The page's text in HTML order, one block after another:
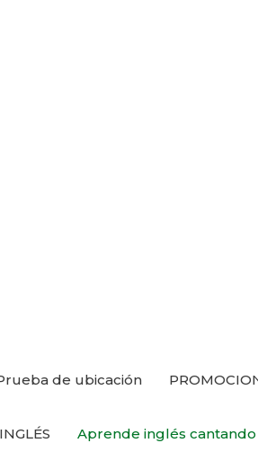
de ubicación
Aprende inglés cantando